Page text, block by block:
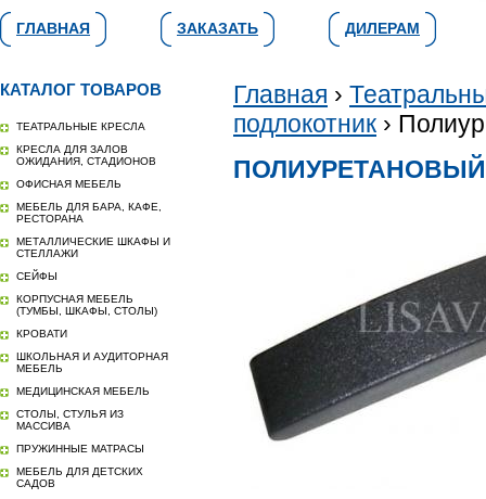
ГЛАВНАЯ ЗАКАЗАТЬ ДИЛЕРАМ
КАТАЛОГ ТОВАРОВ
ТЕАТРАЛЬНЫЕ КРЕСЛА
КРЕСЛА ДЛЯ ЗАЛОВ
ОЖИДАНИЯ, СТАДИОНОВ
ОФИСНАЯ МЕБЕЛЬ
МЕБЕЛЬ ДЛЯ БАРА, КАФЕ,
РЕСТОРАНА
МЕТАЛЛИЧЕСКИЕ ШКАФЫ И
СТЕЛЛАЖИ
СЕЙФЫ
КОРПУСНАЯ МЕБЕЛЬ
(ТУМБЫ, ШКАФЫ, СТОЛЫ)
КРОВАТИ
ШКОЛЬНАЯ И АУДИТОРНАЯ
МЕБЕЛЬ
МЕДИЦИНСКАЯ МЕБЕЛЬ
СТОЛЫ, СТУЛЬЯ ИЗ
МАССИВА
ПРУЖИННЫЕ МАТРАСЫ
МЕБЕЛЬ ДЛЯ ДЕТСКИХ
САДОВ
Главная ›
подлокотник ›
ПОЛИУРЕТАНОВЫЙ